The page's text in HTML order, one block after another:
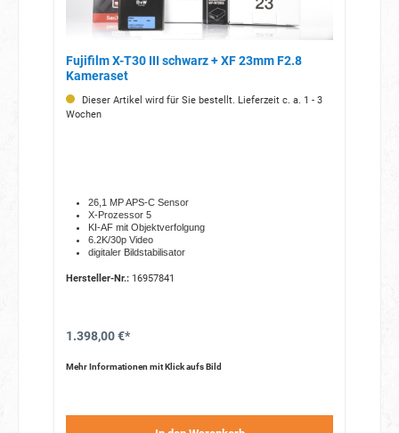
Fujifilm X-T30 III schwarz + XF 23mm F2.8
Kameraset
Dieser Artikel wird für Sie bestellt. Lieferzeit c. a. 1 - 3
Wochen
26,1 MP APS-C Sensor
X-Prozessor 5
KI-AF mit Objektverfolgung
6.2K/30p Video
digitaler Bildstabilisator
Hersteller-Nr.:16957841
1.398,00 €*
Mehr Informationen mit Klick aufs Bild